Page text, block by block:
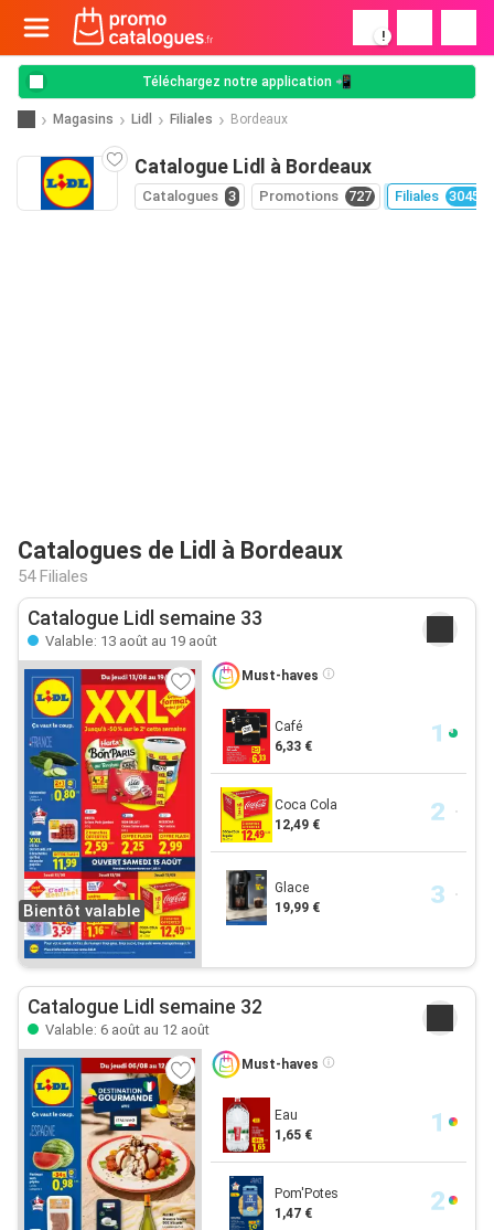
!
Téléchargez notre application 📲
Magasins Lidl Filiales Bordeaux
Catalogue Lidl à Bordeaux
Catalogues 3 Promotions 727 Filiales 3045
Catalogues de Lidl à Bordeaux
54 Filiales
Catalogue Lidl semaine 33
Valable: 13 août au 19 août
Bientôt valable
Must-haves
Café
6,33 €
Coca Cola
12,49 €
Glace
19,99 €
Catalogue Lidl semaine 32
Valable: 6 août au 12 août
Must-haves
Eau
1,65 €
Pom'Potes
1,47 €